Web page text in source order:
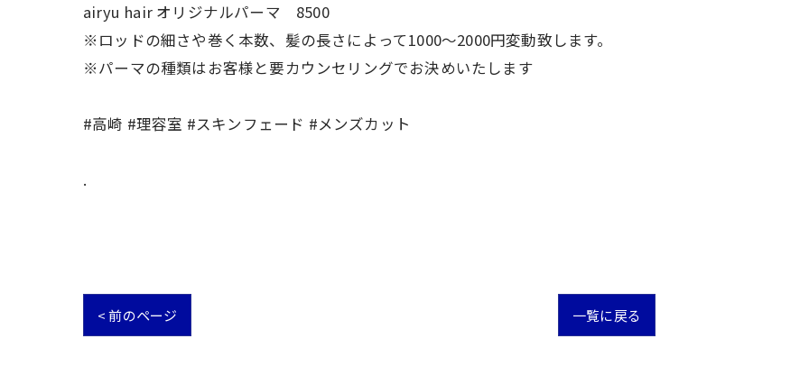
airyu hair オリジナルパーマ 8500
※ロッドの細さや巻く本数、髪の長さによって1000〜2000円変動致します。
※パーマの種類はお客様と要カウンセリングでお決めいたします
#高崎 #理容室 #スキンフェード #メンズカット
.
< 前のページ 一覧に戻る